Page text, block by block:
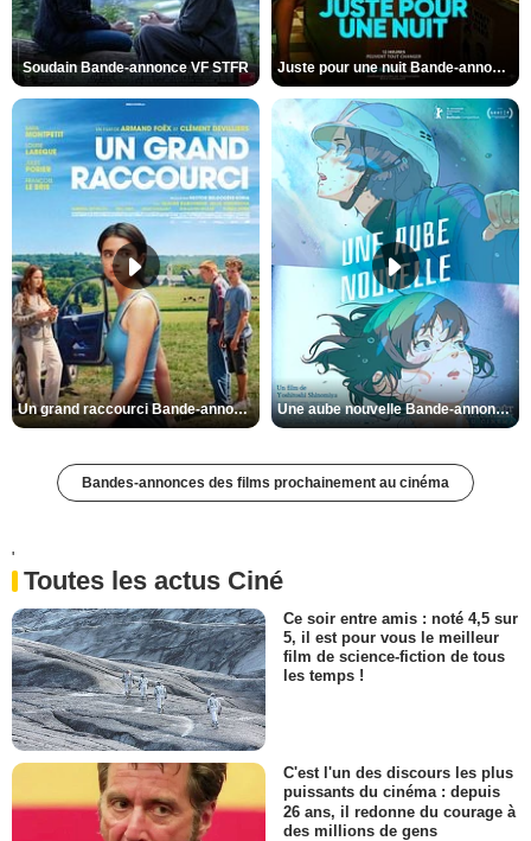
Soudain Bande-annonce VF STFR Juste pour une nuit Bande-annonce VO STFR
Un grand raccourci Bande-annonce VF Une aube nouvelle Bande-annonce VO STFR
Bandes-annonces des films prochainement au cinéma
'
Toutes les actus Ciné
Ce soir entre amis : noté 4,5 sur
5, il est pour vous le meilleur
film de science-fiction de tous
les temps !
C'est l'un des discours les plus
puissants du cinéma : depuis
26 ans, il redonne du courage à
des millions de gens